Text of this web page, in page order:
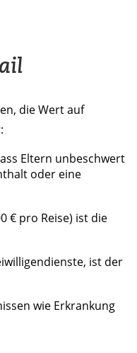
die Wert auf
Eltern unbeschwert
oder eine
€ pro Reise) ist die
ist der
wie Erkrankung